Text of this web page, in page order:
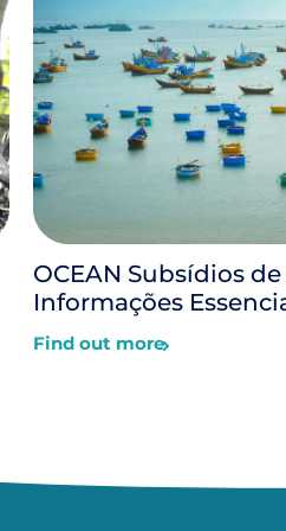
OCEAN Subsídios
Informações
Find out more